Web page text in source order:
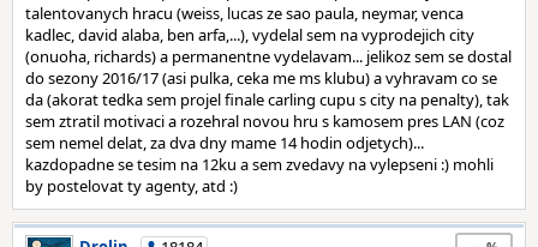
talentovanych hracu (weiss, lucas ze sao paula, neymar, venca
kadlec, david alaba, ben arfa,...), vydelal sem na vyprodejich city
(onuoha, richards) a permanentne vydelavam... jelikoz sem se dostal
do sezony 2016/17 (asi pulka, ceka me ms klubu) a vyhravam co se
da (akorat tedka sem projel finale carling cupu s city na penalty), tak
sem ztratil motivaci a rozehral novou hru s kamosem pres LAN (coz
sem nemel delat, za dva dny mame 14 hodin odjetych)...
kazdopadne se tesim na 12ku a sem zvedavy na vylepseni :) mohli
by postelovat ty agenty, atd :)